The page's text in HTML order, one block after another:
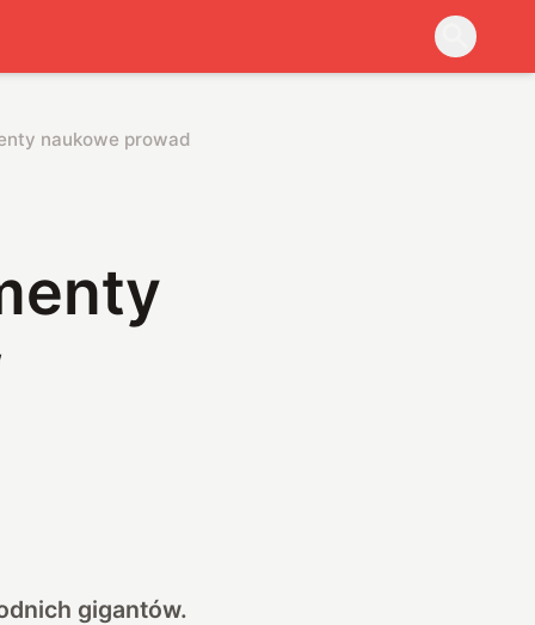
naukowe prowadzone w Państwie Środka
gigantów.